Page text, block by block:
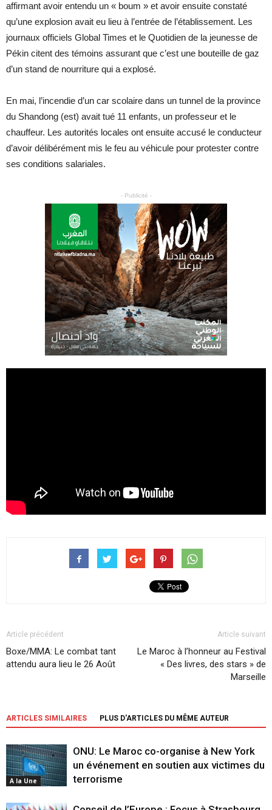
affirmant avoir entendu un « boum » et avoir ensuite constaté
qu’une explosion avait eu lieu à l’entrée de l’établissement. Les
journaux officiels Global Times et le Quotidien de la jeunesse de
Pékin citent des témoins assurant que c’est une bouteille de gaz
d’un stand de nourriture qui a explosé.
En mai, l’incendie d’un car scolaire dans un tunnel de la province
du Shandong (est) avait tué 11 enfants, un professeur et le
chauffeur. Les autorités locales ont ensuite accusé le conducteur
d’avoir délibérément mis le feu au véhicule pour protester contre
ses conditions salariales.
- Publicité -
Article précédent
Boxe/MMA: Le combat tant
attendu aura lieu le 26 Août
Article suivant
Le Maroc à l’honneur au Festival
« Des livres, des stars » de
Marseille
ARTICLES SIMILAIRES PLUS D'ARTICLES DU MÊME AUTEUR
A la Une
ONU: Le Maroc co-organise à New York
un événement en soutien aux victimes du
terrorisme